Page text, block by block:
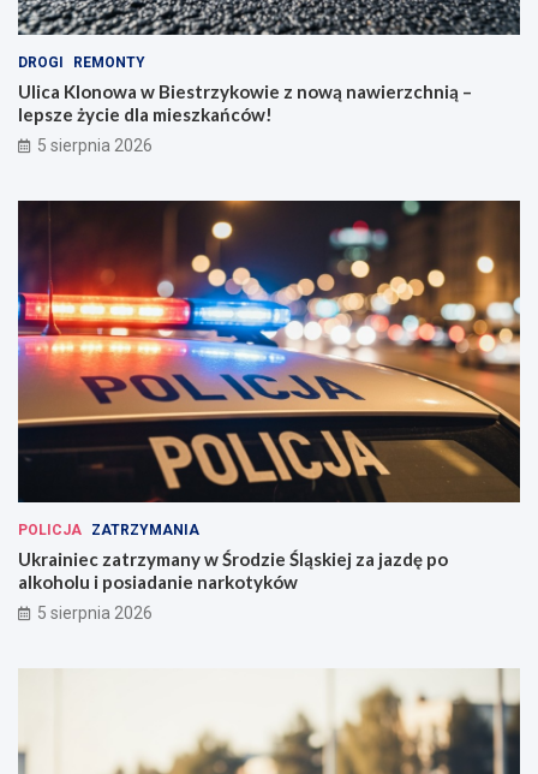
DROGI REMONTY
Ulica Klonowa w Biestrzykowie z nową nawierzchnią –
lepsze życie dla mieszkańców!
5 sierpnia 2026
POLICJA ZATRZYMANIA
Ukrainiec zatrzymany w Środzie Śląskiej za jazdę po
alkoholu i posiadanie narkotyków
5 sierpnia 2026